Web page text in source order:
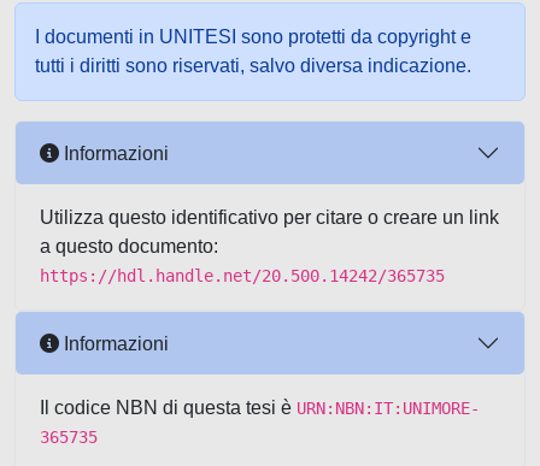
I documenti in UNITESI sono protetti da copyright e
tutti i diritti sono riservati, salvo diversa indicazione.
Informazioni
Utilizza questo identificativo per citare o creare un link
a questo documento:
https://hdl.handle.net/20.500.14242/365735
Informazioni
Il codice NBN di questa tesi è URN:NBN:IT:UNIMORE-
365735